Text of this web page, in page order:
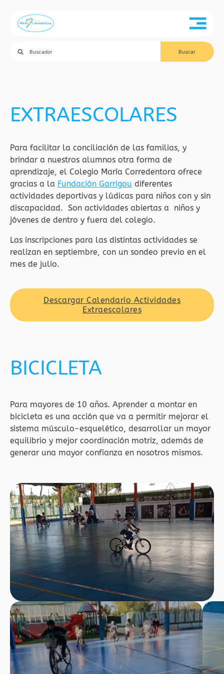
EXTRAESCOLARES
Para facilitar la conciliación de las familias, y
brindar a nuestros alumnos otra forma de
aprendizaje, el Colegio María Corredentora ofrece
gracias a la Fundación Garrigou diferentes
actividades deportivas y lúdicas para niños con y sin
discapacidad. Son actividades abiertas a niños y
jóvenes de dentro y fuera del colegio.
Las inscripciones para las distintas actividades se
realizan en septiembre, con un sondeo previo en el
mes de julio.
Descargar Calendario Actividades
Extraescolares
BICICLETA
Para mayores de 10 años. Aprender a montar en
bicicleta es una acción que va a permitir mejorar el
sistema músculo-esquelético, desarrollar un mayor
equilibrio y mejor coordinación motriz, además de
generar una mayor confianza en nosotros mismos.